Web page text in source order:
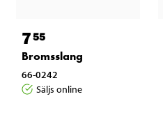
755
Bromsslang
66-0242
Säljs online